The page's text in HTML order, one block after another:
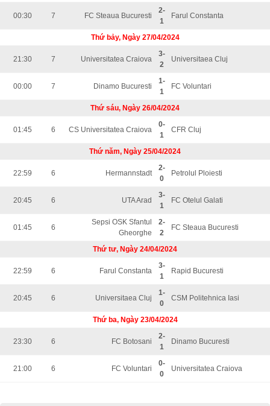
00:30 7 FC Steaua Bucuresti
2-
1
Farul Constanta
Thứ bảy, Ngày 27/04/2024
21:30 7 Universitatea Craiova
3-
2
Universitaea Cluj
00:00 7 Dinamo Bucuresti
1-
1
FC Voluntari
Thứ sáu, Ngày 26/04/2024
01:45 6 CS Universitatea Craiova
0-
1
CFR Cluj
Thứ năm, Ngày 25/04/2024
22:59 6 Hermannstadt
2-
0
Petrolul Ploiesti
20:45 6 UTA Arad
3-
1
FC Otelul Galati
01:45 6
Sepsi OSK Sfantul
Gheorghe
2-
2
FC Steaua Bucuresti
Thứ tư, Ngày 24/04/2024
22:59 6 Farul Constanta
3-
1
Rapid Bucuresti
20:45 6 Universitaea Cluj
1-
0
CSM Politehnica Iasi
Thứ ba, Ngày 23/04/2024
23:30 6 FC Botosani
2-
1
Dinamo Bucuresti
21:00 6 FC Voluntari
0-
0
Universitatea Craiova